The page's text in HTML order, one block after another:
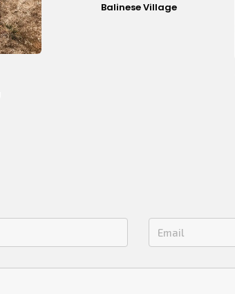
Balinese Village